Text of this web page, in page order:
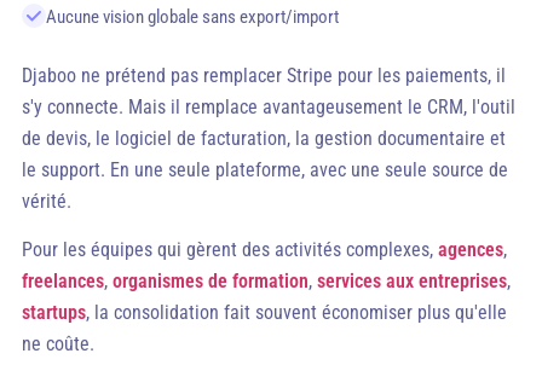
Aucune vision globale sans export/import
Djaboo ne prétend pas remplacer Stripe pour les paiements, il
s'y connecte. Mais il remplace avantageusement le CRM, l'outil
de devis, le logiciel de facturation, la gestion documentaire et
le support. En une seule plateforme, avec une seule source de
vérité.
Pour les équipes qui gèrent des activités complexes, agences,
freelances, organismes de formation, services aux entreprises,
startups, la consolidation fait souvent économiser plus qu'elle
ne coûte.